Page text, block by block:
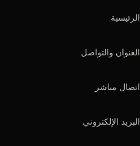
والتواصل
مباشر
الإلكتروني